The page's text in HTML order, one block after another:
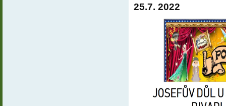
25.7. 2022